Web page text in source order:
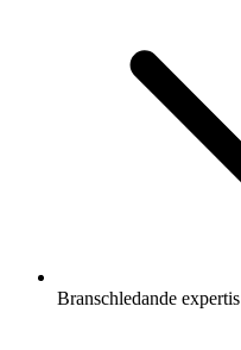
Branschledande expertis